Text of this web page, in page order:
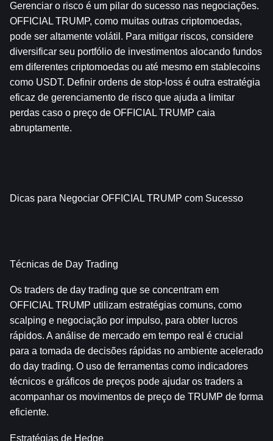
Gerenciar o risco é um pilar do sucesso nas negociações.
OFFICIAL TRUMP, como muitas outras criptomoedas,
pode ser altamente volátil. Para mitigar riscos, considere
diversificar seu portfólio de investimentos alocando fundos
em diferentes criptomoedas ou até mesmo em stablecoins
como USDT. Definir ordens de stop-loss é outra estratégia
eficaz de gerenciamento de risco que ajuda a limitar
perdas caso o preço de OFFICIAL TRUMP caia
abruptamente.
Dicas para Negociar OFFICIAL TRUMP com Sucesso
Técnicas de Day Trading
Os traders de day trading que se concentram em
OFFICIAL TRUMP utilizam estratégias comuns, como
scalping e negociação por impulso, para obter lucros
rápidos. A análise de mercado em tempo real é crucial
para a tomada de decisões rápidas no ambiente acelerado
do day trading. O uso de ferramentas como indicadores
técnicos e gráficos de preços pode ajudar os traders a
acompanhar os movimentos de preço de TRUMP de forma
eficiente.
Estratégias de Hedge